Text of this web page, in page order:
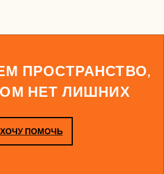
ПРОСТРАНСТВО,
НЕТ ЛИШНИХ
ХОЧУ ПОМОЧЬ